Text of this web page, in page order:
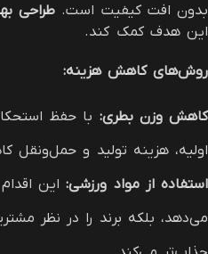
بدون افت کیفیت است. طراحی
این هدف کمک کند.
روش‌های کاهش هزینه:
کاهش وزن بطری: با حفظ
اولیه، هزینه تولید و حمل‌ونقل
استفاده از مواد ورزشی:این
می‌دهد، بلکه برند را در نظر